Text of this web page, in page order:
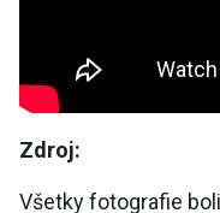
Zdroj:
Všetky fotografie